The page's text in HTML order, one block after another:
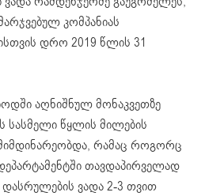
კომპანიას
დრო 2019 წლის 31
აღნიშნულ მონაკვეთზე
სასმელი წყლის მილების
რამაც როგორც
თავდაპირველად
დასრულების ვადა 2-3 თვით